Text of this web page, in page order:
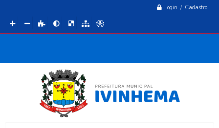
Login / Cadastro